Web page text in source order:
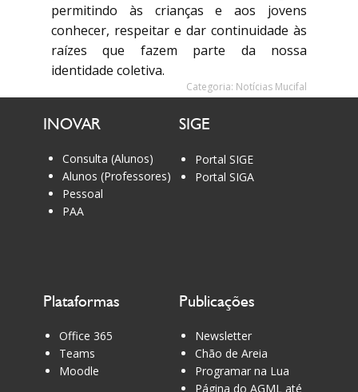
permitindo às crianças e aos jovens
conhecer, respeitar e dar continuidade às
raízes que fazem parte da nossa
identidade coletiva.
muito especial, a todos aqueles que
nesta semana tão enriquecedora. O
contributo de cada um foi essencial para
tornar esta experiência memorável e
Categoria: Notícias Mucifal
INOVAR
Consulta (Alunos)
Alunos (Professores)
Pessoal
PAA
SIGE
Portal SIGE
Portal SIGA
Plataformas
Office 365
Teams
Moodle
Publicações
Newsletter
Chão de Areia
Programar na Lua
Página do AGML até